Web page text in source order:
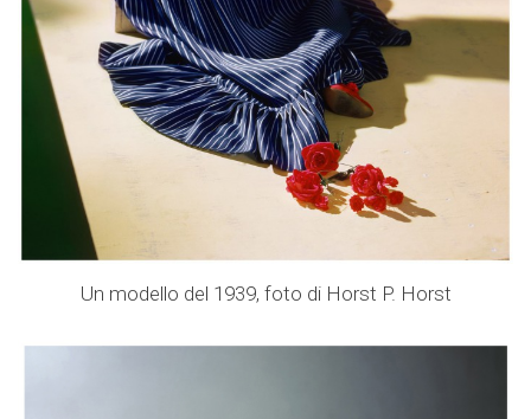
Un modello del 1939, foto di Horst P. Horst